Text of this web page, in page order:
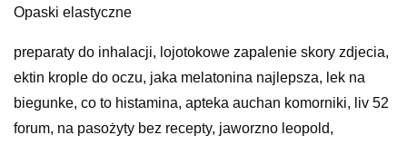
Opaski elastyczne
preparaty do inhalacji, lojotokowe zapalenie skory zdjecia,
ektin krople do oczu, jaka melatonina najlepsza, lek na
biegunke, co to histamina, apteka auchan komorniki, liv 52
forum, na pasożyty bez recepty, jaworzno leopold,